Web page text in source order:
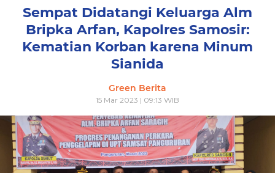
Sempat Didatangi Keluarga Alm
Bripka Arfan, Kapolres Samosir:
Kematian Korban karena Minum
Sianida
Green Berita
15 Mar 2023 | 09:13 WIB